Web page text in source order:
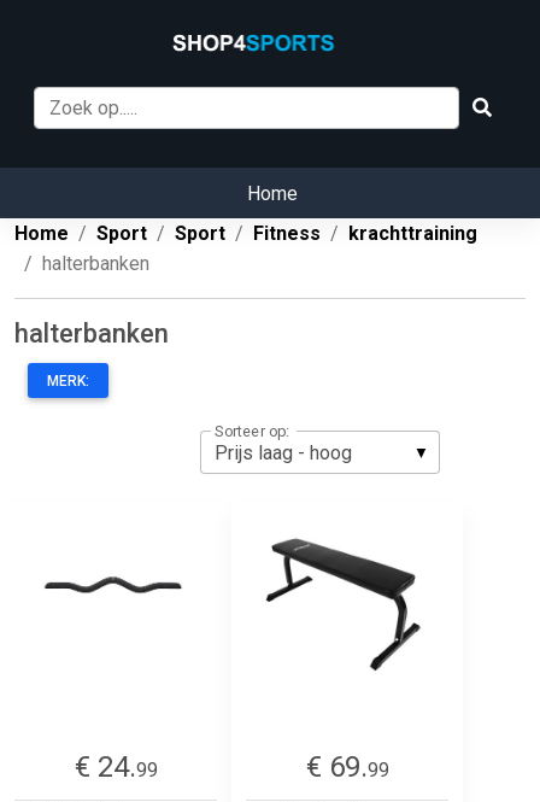
Home
Home
Sport Sport Fitness
krachttraining
halterbanken
halterbanken
MERK:
Sorteer op:
€ 24.99
€ 69.99